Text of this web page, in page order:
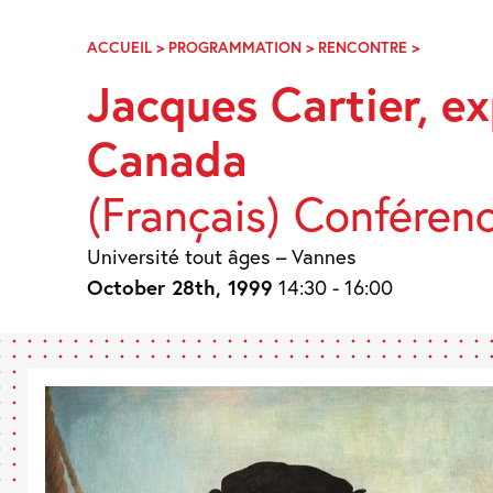
NavigationACCUEIL > PROGRAMMATION > RENCONTRE >JACQUES
ET
Jacques Cartier,
Canada
(Français)
Université tout âges – Vannes
October 28th, 1999 14:30 - 16:00